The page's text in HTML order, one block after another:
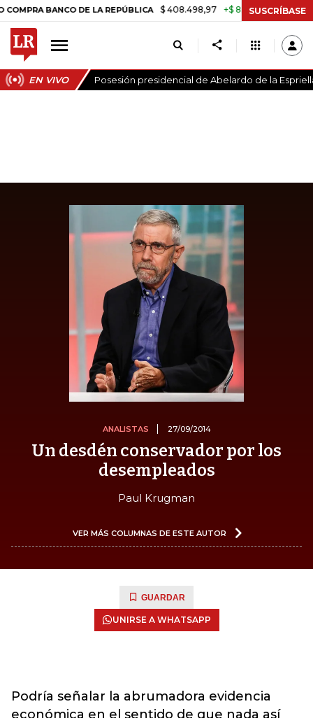
BANCO DE LA REPÚBLICA $ 408.498,97 +$ 8.753,81 +2,19%
SUSCRÍBASE
EN VIVO Posesión presidencial de Abelardo de la
ANALISTAS 27/09/2014
Un desdén conservador por los
desempleados
Paul Krugman
VER MÁS COLUMNAS DE ESTE AUTOR
GUARDAR
UNIRSE A WHATSAPP
Podría señalar la abrumadora evidencia
económica en el sentido de que nada así